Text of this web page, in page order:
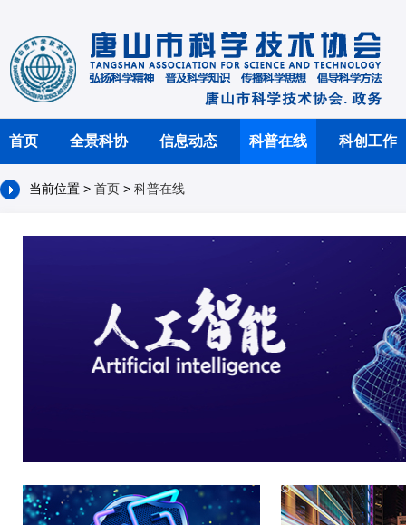
首页 全景科协 信息动态 科普在线 科创工作
当前位置 > 首页 > 科普在线